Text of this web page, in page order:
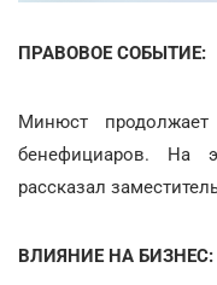
ПРАВОВОЕ СОБЫТИЕ:
Минюст продолжает
бенефициаров. На
рассказал
ВЛИЯНИЕ НА БИЗНЕС: